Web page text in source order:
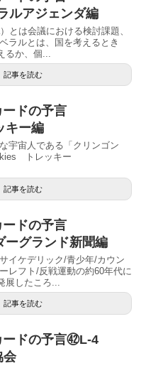
アジェンダ編
とは会議における検討課題、
ラルとは、国を考えるとき
るか、個...
記事を読む
ードの予言
キー編
宇宙人である「クリンゴン
トレッキー
記事を読む
ードの予言
グランド新聞編
イケデリック/青少年/カウン
レフト/反戦運動の約60年代に
展したころ...
記事を読む
ドの予言㊷L-4